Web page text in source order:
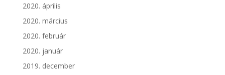
2020. április
2020. március
2020. február
2020. január
2019. december